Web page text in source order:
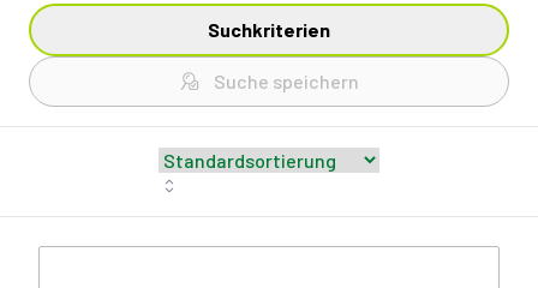
Suchkriterien
Suche speichern